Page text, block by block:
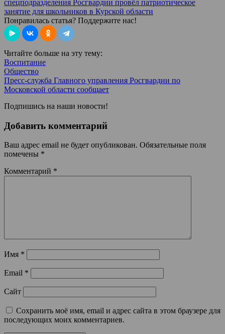
спецподразделения Росгвардии провёл патриотическое
занятие для школьников в Курской области
Понравилась статья? Поддержите нас!
Читайте больше на эту тему:
Воспитание
Общество
Пресс-служба Главного управления Росгвардии по
Московской области сообщает
Подпишись на наши новости!
Добавить комментарий
Ваш адрес email не будет опубликован. Обязательные поля
помечены *
Комментарий *
Имя *
Email *
Сайт
Сохранить моё имя, email и адрес сайта в этом браузере для
последующих моих комментариев.